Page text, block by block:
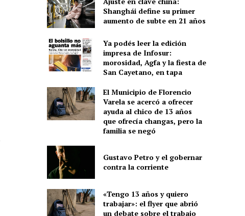
Shanghái define su primer
aumento de subte en 21 años
Ya podés leer la edición
impresa de Infosur:
morosidad, Agfa y la fiesta de
San Cayetano, en tapa
El Municipio de Florencio
Varela se acercó a ofrecer
ayuda al chico de 13 años
que ofrecía changas, pero la
familia se negó
Gustavo Petro y el gobernar
contra la corriente
«Tengo 13 años y quiero
trabajar»: el flyer que abrió
un debate sobre el trabajo